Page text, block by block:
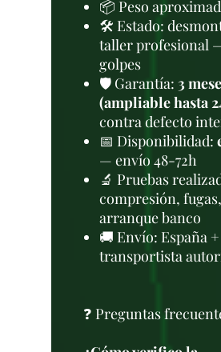
📦 Peso
🛠 Estado:
taller profesional
golpes
🛡️ Garantía: 3
(ampliable hasta
contra defecto
📅 Disponibilidad:
— envío 48-72h
🔬 Pruebas
compresión, fugas,
arranque banco
🚚 Envío: España
transportista
❓ Preguntas